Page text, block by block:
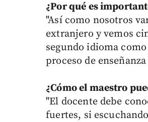
¿Por qué es
"Así como nosotros
extranjero y vemos
segundo idioma
proceso de
¿Cómo el maestro
"El docente debe
fuertes, si